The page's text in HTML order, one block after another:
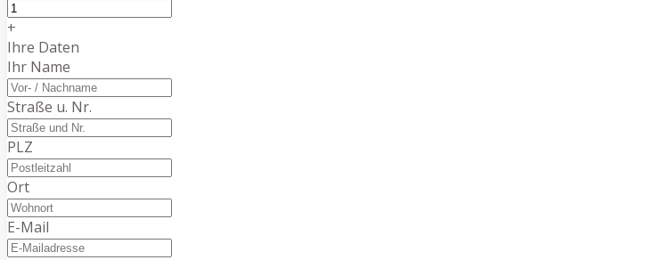
+
Ihre Daten
Ihr Name
Straße u. Nr.
PLZ
Ort
E-Mail